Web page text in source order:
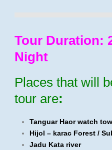
Tour Duration:
Night
Places that will
tour are:
Tanguar Haor watch
Hijol – karac Forest /
Jadu Kata river